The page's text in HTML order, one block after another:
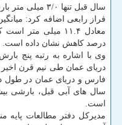
سال قبل تنها ۳/۰ میلی متر بارش به ثبت رسیده است.
درصد كاهش نشان داده است.
وی با اشاره به رتبه پنج
دریای عمان طی نیم قرن
فارس و دریای عمان در طول
سال های آبی قبل، بارشی
است.
مدیركل دفتر مطالعات پایه